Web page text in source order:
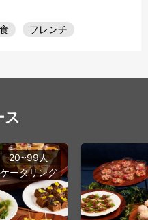
フレンチ
20~99人
ケータリング